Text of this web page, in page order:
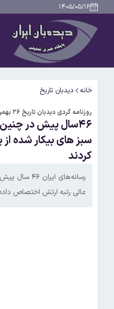
۱۴۰۵/۰۵/۱۶
خانه دیدبان تاریخ
روزنامه گردی دیدبان تاریخ ۲۶ بهمن۱۳۵۸؛
سبز های بیکار شده از
کردند
عالی رتبه ارتش اختصاص